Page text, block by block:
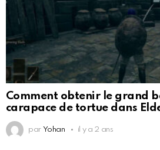
Comment obtenir le grand
carapace de tortue dans
par Yohan il y a 2 ans